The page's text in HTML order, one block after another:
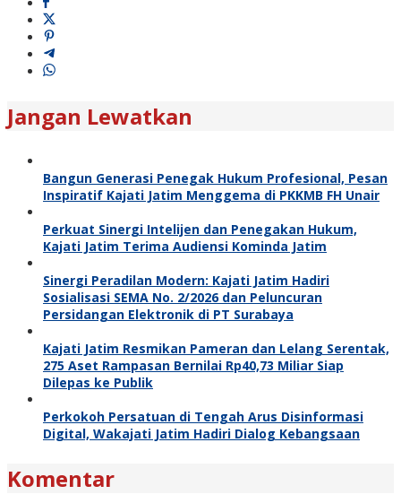
Jangan Lewatkan
Bangun Generasi Penegak Hukum Profesional, Pesan
Inspiratif Kajati Jatim Menggema di PKKMB FH Unair
Perkuat Sinergi Intelijen dan Penegakan Hukum,
Kajati Jatim Terima Audiensi Kominda Jatim
Sinergi Peradilan Modern: Kajati Jatim Hadiri
Sosialisasi SEMA No. 2/2026 dan Peluncuran
Persidangan Elektronik di PT Surabaya
Kajati Jatim Resmikan Pameran dan Lelang Serentak,
275 Aset Rampasan Bernilai Rp40,73 Miliar Siap
Dilepas ke Publik
Perkokoh Persatuan di Tengah Arus Disinformasi
Digital, Wakajati Jatim Hadiri Dialog Kebangsaan
Komentar